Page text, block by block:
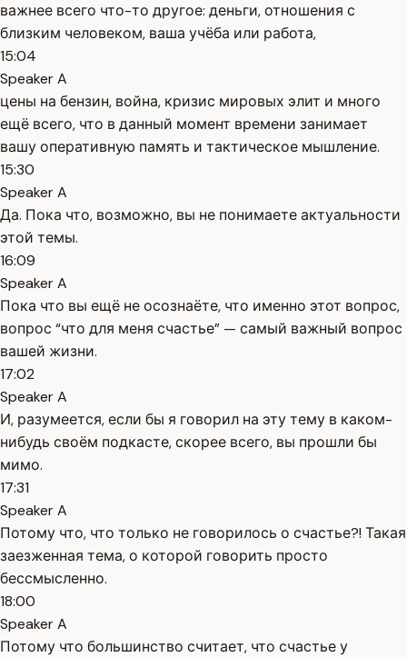
важнее всего что-то другое: деньги, отношения с
близким человеком, ваша учёба или работа,
15:04
Speaker A
цены на бензин, война, кризис мировых элит и много
ещё всего, что в данный момент времени занимает
вашу оперативную память и тактическое мышление.
15:30
Speaker A
Да. Пока что, возможно, вы не понимаете актуальности
этой темы.
16:09
Speaker A
Пока что вы ещё не осознаёте, что именно этот вопрос,
вопрос “что для меня счастье” — самый важный вопрос
вашей жизни.
17:02
Speaker A
И, разумеется, если бы я говорил на эту тему в каком-
нибудь своём подкасте, скорее всего, вы прошли бы
мимо.
17:31
Speaker A
Потому что, что только не говорилось о счастье?! Такая
заезженная тема, о которой говорить просто
бессмысленно.
18:00
Speaker A
Потому что большинство считает, что счастье у